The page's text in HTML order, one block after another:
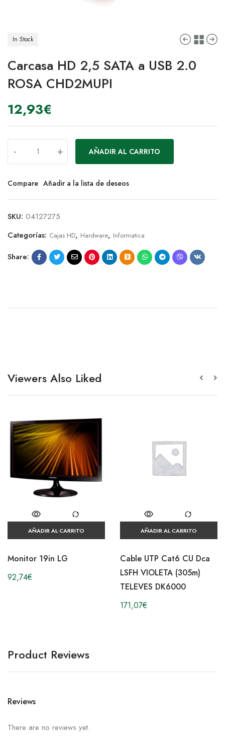
In Stock
Carcasa HD 2,5 SATA a USB 2.0
ROSA CHD2MUPI
12,93€
- + AÑADIR AL CARRITO
Compare Añadir a la lista de deseos
SKU: 04127275
Categorías: Cajas HD, Hardware, Informatica
Share:
Viewers Also Liked
AÑADIR AL CARRITO
Monitor 19in LG
92,74€
AÑADIR AL CARRITO
Cable UTP Cat6 CU Dca
LSFH VIOLETA (305m)
TELEVES DK6000
171,07€
Product Reviews
Reviews
There are no reviews yet.